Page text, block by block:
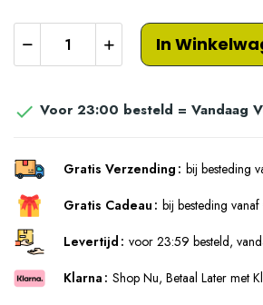
In
 Voor 23:00 besteld = Vandaag
Gratis Verzending bij besteding
Gratis Cadeau bij besteding
Levertijd voor 23:59 besteld,
Klarna Shop Nu, Betaal Later met